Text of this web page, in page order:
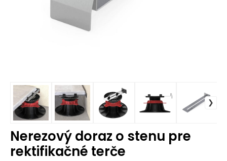
Nerezový doraz o stenu pre
rektifikačné terče